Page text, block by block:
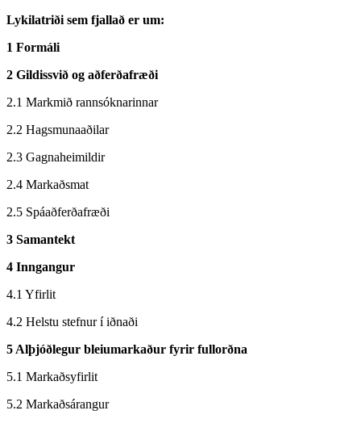
Lykilatriði sem fjallað er um:
1 Formáli
2 Gildissvið og aðferðafræði
2.1 Markmið rannsóknarinnar
2.2 Hagsmunaaðilar
2.3 Gagnaheimildir
2.4 Markaðsmat
2.5 Spáaðferðafræði
3 Samantekt
4 Inngangur
4.1 Yfirlit
4.2 Helstu stefnur í iðnaði
5 Alþjóðlegur bleiumarkaður fyrir fullorðna
5.1 Markaðsyfirlit
5.2 Markaðsárangur